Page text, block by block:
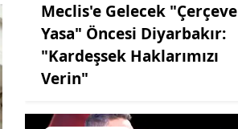
Meclis'e Gelecek "Çerçeve
Yasa" Öncesi Diyarbakır:
"Kardeşsek Haklarımızı
Verin"